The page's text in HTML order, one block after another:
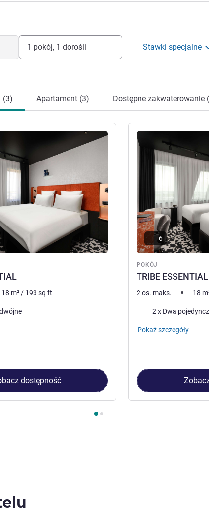
1 pokój, 1 dorośli Stawki specjalne
(3) Apartament (3) Dostępne zakwaterowanie
18 m² / 193 sq ft
dostępność
POKÓJ
TRIBE
Pokaż szczegóły
6
2 os. maks. 18
Pościel2 x Dwa
Pokaż szczegóły